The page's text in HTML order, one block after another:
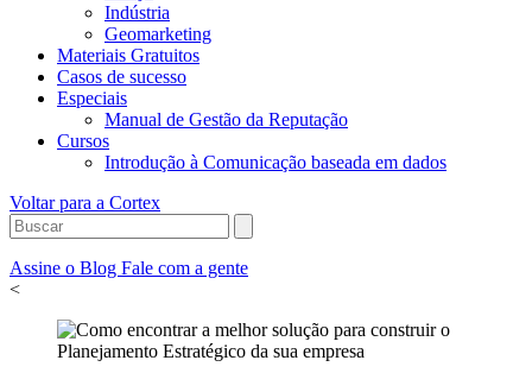
Indústria
Geomarketing
Materiais Gratuitos
Casos de sucesso
Especiais
Manual de Gestão da Reputação
Cursos
Introdução à Comunicação baseada em dados
Voltar para a Cortex
Assine o Blog Fale com a gente
<